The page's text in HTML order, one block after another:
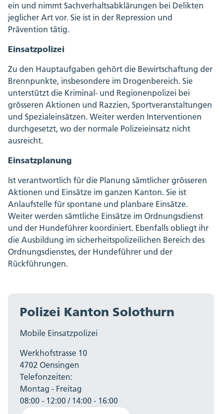
ein und nimmt Sachverhaltsabklärungen bei Delikten
jeglicher Art vor. Sie ist in der Repression und
Prävention tätig.
Einsatzpolizei
Zu den Hauptaufgaben gehört die Bewirtschaftung der
Brennpunkte, insbesondere im Drogenbereich. Sie
unterstützt die Kriminal- und Regionenpolizei bei
grösseren Aktionen und Razzien, Sportveranstaltungen
und Spezialeinsätzen. Weiter werden Interventionen
durchgesetzt, wo der normale Polizeieinsatz nicht
ausreicht.
Einsatzplanung
Ist verantwortlich für die Planung sämtlicher grösseren
Aktionen und Einsätze im ganzen Kanton. Sie ist
Anlaufstelle für spontane und planbare Einsätze.
Weiter werden sämtliche Einsätze im Ordnungsdienst
und der Hundeführer koordiniert. Ebenfalls obliegt ihr
die Ausbildung im sicherheitspolizeilichen Bereich des
Ordnungsdienstes, der Hundeführer und der
Rückführungen.
Polizei Kanton Solothurn
Mobile Einsatzpolizei
Werkhofstrasse 10
4702 Oensingen
Telefonzeiten:
Montag - Freitag
08:00 - 12:00 / 14:00 - 16:00